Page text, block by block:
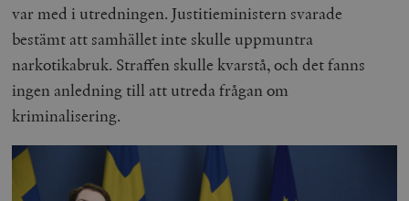
var med i utredningen. Justitieministern svarade
bestämt att samhället inte skulle uppmuntra
narkotikabruk. Straffen skulle kvarstå, och det fanns
ingen anledning till att utreda frågan om
kriminalisering.